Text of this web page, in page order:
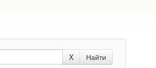
X Найти